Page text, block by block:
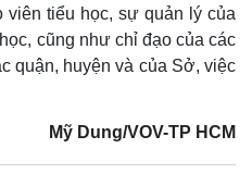
Giá vàng
Tiêu dùng
Tỷ giá
Chứng khoán
viên tiểu học, sự quản lý của
cũng như chỉ đạo của các
quận, huyện và của Sở, việc
Mỹ Dung/VOV-TP HCM